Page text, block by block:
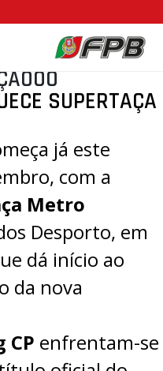
SUPERTAÇA
já este
com a
Metro
Desporto, em
dá início ao
da nova
CP enfrentam-se